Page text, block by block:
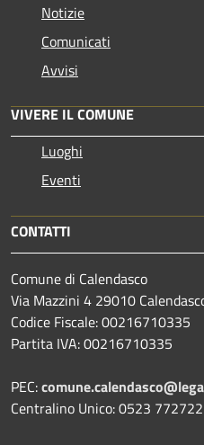
Notizie
Comunicati
Avvisi
VIVERE IL COMUNE
Luoghi
Eventi
CONTATTI
Comune di Calendasco
Via Mazzini 4 29010
Codice Fiscale: 00216710335
Partita IVA: 00216710335
PEC:
Centralino Unico: 0523 772722